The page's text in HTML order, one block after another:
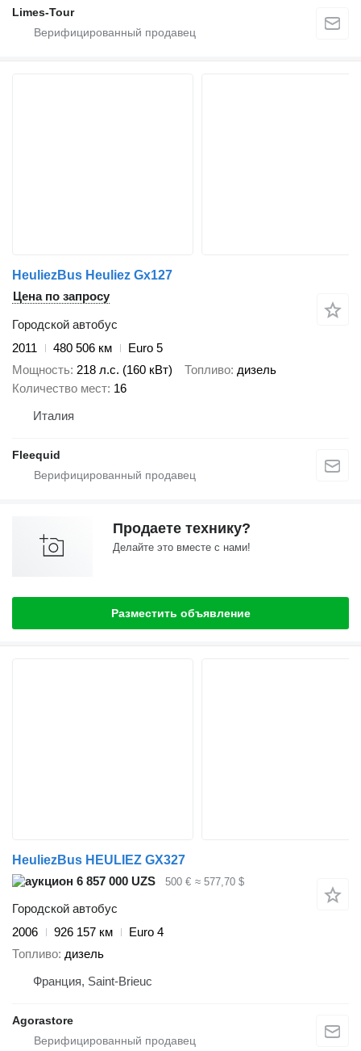
Limes-Tour
HeuliezBus Heuliez Gx127
Цена по запросу
Городской автобус
2011
480 506 км
Euro 5
Мощность 218 л.с. (160 кВт) Топливо дизель
Количество мест 16
Италия
Fleequid
Продаете технику?
Делайте это вместе с нами!
Разместить объявление
HeuliezBus HEULIEZ GX327
6 857 000 UZS
500 € ≈ 577,70 $
Городской автобус
2006
926 157 км
Euro 4
Топливо дизель
Франция, Saint-Brieuc
Agorastore